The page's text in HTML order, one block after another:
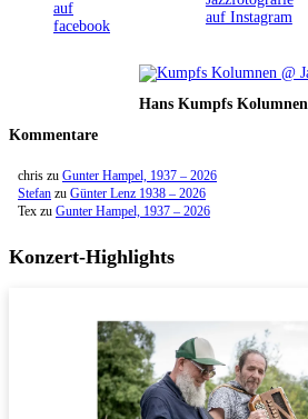
Hans Kumpfs Kolumnen
Kommentare
chris zu Gunter Hampel, 1937 – 2026
Stefan zu Günter Lenz 1938 – 2026
Tex zu Gunter Hampel, 1937 – 2026
Konzert-Highlights